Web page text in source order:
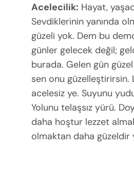
Acelecilik: Hayat,
Sevdiklerinin yanında
güzeli yok. Dem bu
günler gelecek değil;
burada. Gelen gün
sen onu güzelleştirirsin.
acelesiz ye. Suyunu
Yolunu telaşsız yürü.
daha hoştur lezzet
olmaktan daha güzeldir